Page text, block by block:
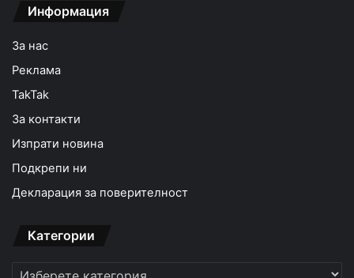
Информация
За нас
Реклама
TakTak
За контакти
Изпрати новина
Подкрепи ни
Декларация за поверителност
Категории
Категории